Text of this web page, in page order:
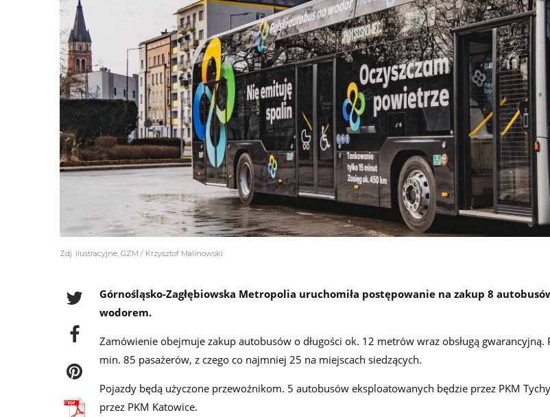
Zdj. ilustracyjne, GZM / Krzysztof Malinowski
Górnośląsko-Zagłębiowska Metropolia uruchomiła postępowanie na zakup 8
wodorem.
Zamówienie obejmuje zakup autobusów o długości ok. 12 metrów wraz obsługą gwarancyjną.
min. 85 pasażerów, z czego co najmniej 25 na miejscach siedzących.
Pojazdy będą użyczone przewoźnikom. 5 autobusów eksploatowanych będzie przez PKM
przez PKM Katowice.